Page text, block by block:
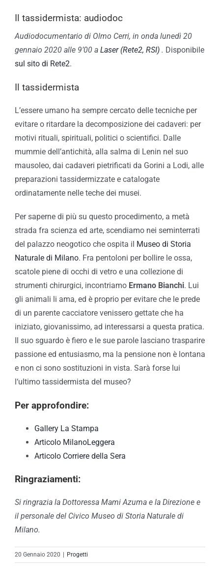
Il tassidermista: audiodoc
Audiodocumentario di Olmo Cerri, in onda lunedì 20
gennaio 2020 alle 9’00 a Laser (Rete2, RSI) . Disponibile
sul sito di Rete2.
Il tassidermista
L’essere umano ha sempre cercato delle tecniche per
evitare o ritardare la decomposizione dei cadaveri: per
motivi rituali, spirituali, politici o scientifici. Dalle
mummie dell’antichità, alla salma di Lenin nel suo
mausoleo, dai cadaveri pietrificati da Gorini a Lodi, alle
preparazioni tassidermizzate e catalogate
ordinatamente nelle teche dei musei.
Per saperne di più su questo procedimento, a metà
strada fra scienza ed arte, scendiamo nei seminterrati
del palazzo neogotico che ospita il Museo di Storia
Naturale di Milano. Fra pentoloni per bollire le ossa,
scatole piene di occhi di vetro e una collezione di
strumenti chirurgici, incontriamo Ermano Bianchi. Lui
gli animali li ama, ed è proprio per evitare che le prede
di un parente cacciatore venissero gettate che ha
iniziato, giovanissimo, ad interessarsi a questa pratica.
Il suo sguardo è fiero e le sue parole lasciano trasparire
passione ed entusiasmo, ma la pensione non è lontana
e non ci sono sostituzioni in vista. Sarà forse lui
l‘ultimo tassidermista del museo?
Per approfondire:
Gallery La Stampa
Articolo MilanoLeggera
Articolo Corriere della Sera
Ringraziamenti:
Si ringrazia la Dottoressa Mami Azuma e la Direzione e
il personale del Civico Museo di Storia Naturale di
Milano.
20 Gennaio 2020 Progetti